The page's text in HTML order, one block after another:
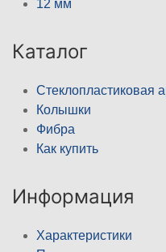
12 мм
Каталог
Стеклопластиковая
Колышки
Фибра
Как купить
Информация
Характеристики